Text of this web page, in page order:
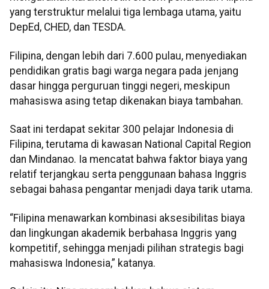
yang terstruktur melalui tiga lembaga utama, yaitu
DepEd, CHED, dan TESDA.
Filipina, dengan lebih dari 7.600 pulau, menyediakan
pendidikan gratis bagi warga negara pada jenjang
dasar hingga perguruan tinggi negeri, meskipun
mahasiswa asing tetap dikenakan biaya tambahan.
Saat ini terdapat sekitar 300 pelajar Indonesia di
Filipina, terutama di kawasan National Capital Region
dan Mindanao. Ia mencatat bahwa faktor biaya yang
relatif terjangkau serta penggunaan bahasa Inggris
sebagai bahasa pengantar menjadi daya tarik utama.
“Filipina menawarkan kombinasi aksesibilitas biaya
dan lingkungan akademik berbahasa Inggris yang
kompetitif, sehingga menjadi pilihan strategis bagi
mahasiswa Indonesia,” katanya.